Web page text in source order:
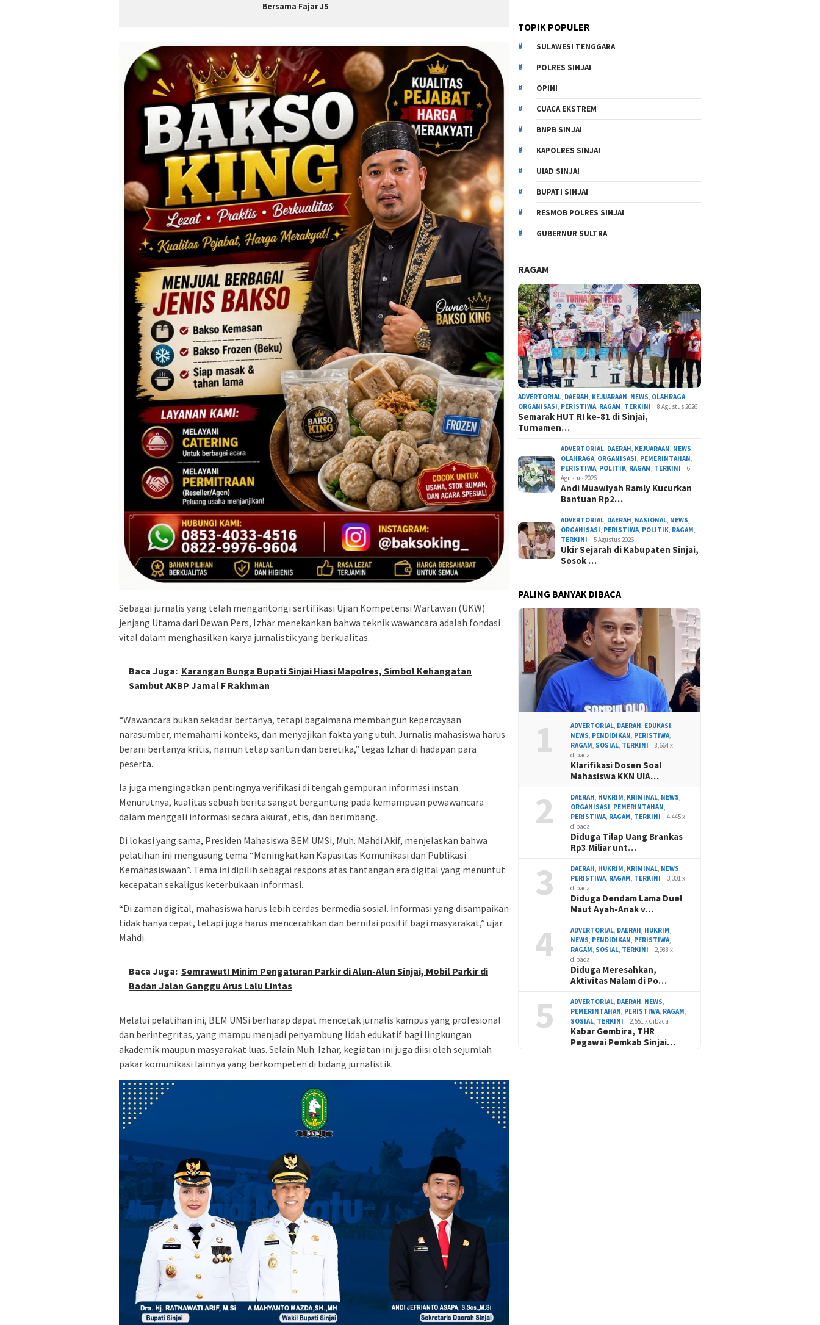
Bersama Fajar JS
Sebagai jurnalis yang telah mengantongi sertifikasi Ujian Kompetensi Wartawan (UKW)
jenjang Utama dari Dewan Pers, Izhar menekankan bahwa teknik wawancara adalah fondasi
vital dalam menghasilkan karya jurnalistik yang berkualitas.
Baca Juga: Karangan Bunga Bupati Sinjai Hiasi Mapolres, Simbol Kehangatan
Sambut AKBP Jamal F Rakhman
“Wawancara bukan sekadar bertanya, tetapi bagaimana membangun kepercayaan
narasumber, memahami konteks, dan menyajikan fakta yang utuh. Jurnalis mahasiswa harus
berani bertanya kritis, namun tetap santun dan beretika,” tegas Izhar di hadapan para
peserta.
Ia juga mengingatkan pentingnya verifikasi di tengah gempuran informasi instan.
Menurutnya, kualitas sebuah berita sangat bergantung pada kemampuan pewawancara
dalam menggali informasi secara akurat, etis, dan berimbang.
Di lokasi yang sama, Presiden Mahasiswa BEM UMSi, Muh. Mahdi Akif, menjelaskan bahwa
pelatihan ini mengusung tema “Meningkatkan Kapasitas Komunikasi dan Publikasi
Kemahasiswaan”. Tema ini dipilih sebagai respons atas tantangan era digital yang menuntut
kecepatan sekaligus keterbukaan informasi.
“Di zaman digital, mahasiswa harus lebih cerdas bermedia sosial. Informasi yang disampaikan
tidak hanya cepat, tetapi juga harus mencerahkan dan bernilai positif bagi masyarakat,” ujar
Mahdi.
Baca Juga: Semrawut! Minim Pengaturan Parkir di Alun-Alun Sinjai, Mobil Parkir di
Badan Jalan Ganggu Arus Lalu Lintas
Melalui pelatihan ini, BEM UMSi berharap dapat mencetak jurnalis kampus yang profesional
dan berintegritas, yang mampu menjadi penyambung lidah edukatif bagi lingkungan
akademik maupun masyarakat luas. Selain Muh. Izhar, kegiatan ini juga diisi oleh sejumlah
pakar komunikasi lainnya yang berkompeten di bidang jurnalistik.
TOPIK POPULER
SULAWESI TENGGARA
POLRES SINJAI
OPINI
CUACA EKSTREM
BNPB SINJAI
KAPOLRES SINJAI
UIAD SINJAI
BUPATI SINJAI
RESMOB POLRES SINJAI
GUBERNUR SULTRA
RAGAM
ADVERTORIAL DAERAH KEJUARAAN NEWS OLAHRAGA
ORGANISASI PERISTIWA RAGAM TERKINI 8 Agustus 2026
Semarak HUT RI ke-81 di Sinjai,
Turnamen…
ADVERTORIAL DAERAH KEJUARAAN NEWS
OLAHRAGA ORGANISASI PEMERINTAHAN
PERISTIWA POLITIK RAGAM TERKINI
6
Agustus 2026
Andi Muawiyah Ramly Kucurkan
Bantuan Rp2…
ADVERTORIAL DAERAH NASIONAL NEWS
ORGANISASI PERISTIWA POLITIK RAGAM
TERKINI
5 Agustus 2026
Ukir Sejarah di Kabupaten Sinjai,
Sosok …
PALING BANYAK DIBACA
1 ADVERTORIAL DAERAH EDUKASI
NEWS PENDIDIKAN PERISTIWA
RAGAM SOSIAL TERKINI
8,664 x
dibaca
Klarifikasi Dosen Soal
Mahasiswa KKN UIA…
2 DAERAH HUKRIM KRIMINAL NEWS
ORGANISASI PEMERINTAHAN
PERISTIWA RAGAM TERKINI
4,445 x
dibaca
Diduga Tilap Uang Brankas
Rp3 Miliar unt…
3 DAERAH HUKRIM KRIMINAL NEWS
PERISTIWA RAGAM TERKINI
3,301 x
dibaca
Diduga Dendam Lama Duel
Maut Ayah-Anak v…
4 ADVERTORIAL DAERAH HUKRIM
NEWS PENDIDIKAN PERISTIWA
RAGAM SOSIAL TERKINI
2,988 x
dibaca
Diduga Meresahkan,
Aktivitas Malam di Po…
5 ADVERTORIAL DAERAH NEWS
PEMERINTAHAN PERISTIWA RAGAM
SOSIAL TERKINI 2,551 x dibaca
Kabar Gembira, THR
Pegawai Pemkab Sinjai…